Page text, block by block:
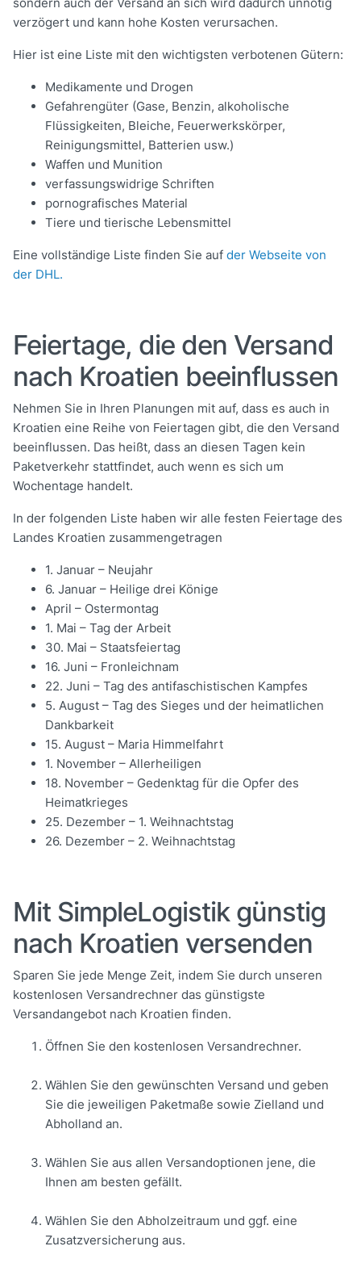
verzögert und kann hohe Kosten verursachen.
Hier ist eine Liste mit den wichtigsten verbotenen Gütern:
Medikamente und Drogen
Gefahrengüter (Gase, Benzin, alkoholische
Flüssigkeiten, Bleiche, Feuerwerkskörper,
Reinigungsmittel, Batterien usw.)
Waffen und Munition
verfassungswidrige Schriften
pornografisches Material
Tiere und tierische Lebensmittel
Eine vollständige Liste finden Sie auf der Webseite von
der DHL.
Feiertage, die den Versand
nach Kroatien beeinflussen
Nehmen Sie in Ihren Planungen mit auf, dass es auch in
Kroatien eine Reihe von Feiertagen gibt, die den Versand
beeinflussen. Das heißt, dass an diesen Tagen kein
Paketverkehr stattfindet, auch wenn es sich um
Wochentage handelt.
In der folgenden Liste haben wir alle festen Feiertage des
Landes Kroatien zusammengetragen
1. Januar – Neujahr
6. Januar – Heilige drei Könige
April – Ostermontag
1. Mai – Tag der Arbeit
30. Mai – Staatsfeiertag
16. Juni – Fronleichnam
22. Juni – Tag des antifaschistischen Kampfes
5. August – Tag des Sieges und der heimatlichen
Dankbarkeit
15. August – Maria Himmelfahrt
1. November – Allerheiligen
18. November – Gedenktag für die Opfer des
Heimatkrieges
25. Dezember – 1. Weihnachtstag
26. Dezember – 2. Weihnachtstag
Mit SimpleLogistik günstig
nach Kroatien versenden
Sparen Sie jede Menge Zeit, indem Sie durch unseren
kostenlosen Versandrechner das günstigste
Versandangebot nach Kroatien finden.
Öffnen Sie den kostenlosen Versandrechner.
Wählen Sie den gewünschten Versand und geben
Sie die jeweiligen Paketmaße sowie Zielland und
Abholland an.
Wählen Sie aus allen Versandoptionen jene, die
Ihnen am besten gefällt.
Wählen Sie den Abholzeitraum und ggf. eine
Zusatzversicherung aus.